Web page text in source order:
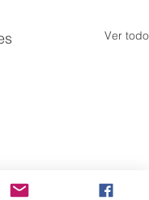
Ver todo